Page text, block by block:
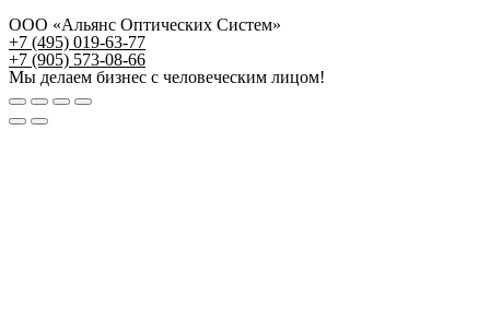
ООО «Альянс Оптических Систем»
+7 (495) 019-63-77
+7 (905) 573-08-66
Мы делаем бизнес с человеческим лицом!